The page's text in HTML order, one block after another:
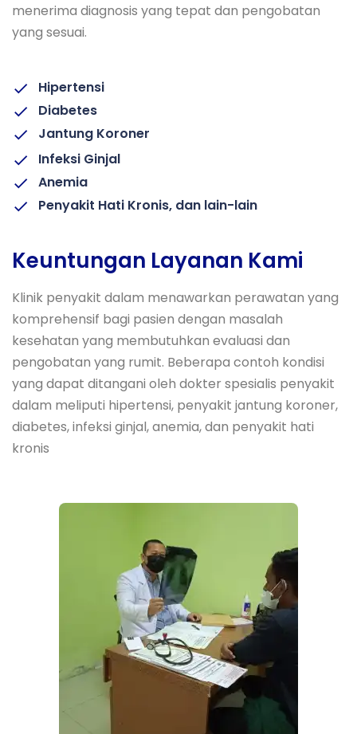
menerima diagnosis yang tepat dan pengobatan
yang sesuai.
Hipertensi
Diabetes
Jantung Koroner
Infeksi Ginjal
Anemia
Penyakit Hati Kronis, dan lain-lain
Keuntungan Layanan Kami
Klinik penyakit dalam menawarkan perawatan yang
komprehensif bagi pasien dengan masalah
kesehatan yang membutuhkan evaluasi dan
pengobatan yang rumit. Beberapa contoh kondisi
yang dapat ditangani oleh dokter spesialis penyakit
dalam meliputi hipertensi, penyakit jantung koroner,
diabetes, infeksi ginjal, anemia, dan penyakit hati
kronis